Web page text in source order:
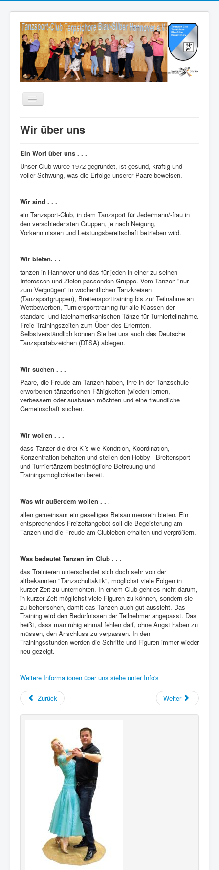
TCT Blau-Silber
Wir über uns
One Dance Specials
Happy Dancing Gruppe
Tanzkreise
Breitensport
Turniersport
Trainingszeiten
Trainingsplan
Tanzpartner gesucht?
Club-Infos & Mitgliedsbeiträge
Blog
Fotos
Der Weg zu uns
Dies und das
:innen und m/w/d
Datenschutz
Kontakt
Wir über uns
Ein Wort über uns . . .
Unser Club wurde 1972 gegründet, ist gesund, kräftig und
voller Schwung, was die Erfolge unserer Paare beweisen.
Wir sind . . .
ein Tanzsport-Club, in dem Tanzsport für Jedermann/-frau in
den verschiedensten Gruppen, je nach Neigung,
Vorkenntnissen und Leistungsbereitschaft betrieben wird.
Wir bieten. . .
tanzen in Hannover und das für jeden in einer zu seinen
Interessen und Zielen passenden Gruppe. Vom Tanzen "nur
zum Vergnügen" in wöchentlichen Tanzkreisen
(Tanzsportgruppen), Breitensporttraining bis zur Teilnahme an
Wettbewerben, Turniersporttraining für alle Klassen der
standard- und lateinamerikanischen Tänze für Turnierteilnahme.
Freie Trainingszeiten zum Üben des Erlernten.
Selbstverständlich können Sie bei uns auch das Deutsche
Tanzsportabzeichen (DTSA) ablegen.
Wir suchen . . .
Paare, die Freude am Tanzen haben, ihre in der Tanzschule
erworbenen tänzerischen Fähigkeiten (wieder) lernen,
verbessern oder ausbauen möchten und eine freundliche
Gemeinschaft suchen.
Wir wollen . . .
dass Tänzer die drei K´s wie Kondition, Koordination,
Konzentration behalten und stellen den Hobby-, Breitensport-
und Turniertänzern bestmögliche Betreuung und
Trainingsmöglichkeiten bereit.
Was wir außerdem wollen . . .
allen gemeinsam ein geselliges Beisammensein bieten. Ein
entsprechendes Freizeitangebot soll die Begeisterung am
Tanzen und die Freude am Clubleben erhalten und vergrößern.
Was bedeutet Tanzen im Club . . .
das Trainieren unterscheidet sich doch sehr von der
altbekannten "Tanzschultaktik", möglichst viele Folgen in
kurzer Zeit zu unterrichten. In einem Club geht es nicht darum,
in kurzer Zeit möglichst viele Figuren zu können, sondern sie
zu beherrschen, damit das Tanzen auch gut aussieht. Das
Training wird den Bedürfnissen der Teilnehmer angepasst. Das
heißt, dass man ruhig einmal fehlen darf, ohne Angst haben zu
müssen, den Anschluss zu verpassen. In den
Trainingsstunden werden die Schritte und Figuren immer wieder
neu gezeigt.
Weitere Informationen über uns siehe unter Info's
Zurück Weiter